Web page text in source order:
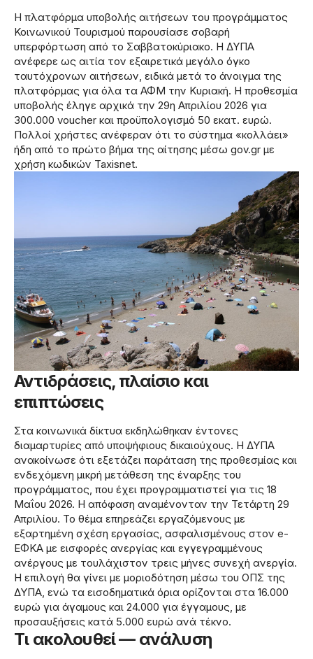
Η πλατφόρμα υποβολής αιτήσεων του προγράμματος
Κοινωνικού Τουρισμού παρουσίασε σοβαρή
υπερφόρτωση από το Σαββατοκύριακο. Η ΔΥΠΑ
ανέφερε ως αιτία τον εξαιρετικά μεγάλο όγκο
ταυτόχρονων αιτήσεων, ειδικά μετά το άνοιγμα της
πλατφόρμας για όλα τα ΑΦΜ την Κυριακή. Η προθεσμία
υποβολής έληγε αρχικά την 29η Απριλίου 2026 για
300.000 voucher και προϋπολογισμό 50 εκατ. ευρώ.
Πολλοί χρήστες ανέφεραν ότι το σύστημα «κολλάει»
ήδη από το πρώτο βήμα της αίτησης μέσω gov.gr με
χρήση κωδικών Taxisnet.
Αντιδράσεις, πλαίσιο και
επιπτώσεις
Στα κοινωνικά δίκτυα εκδηλώθηκαν έντονες
διαμαρτυρίες από υποψήφιους δικαιούχους. Η ΔΥΠΑ
ανακοίνωσε ότι εξετάζει παράταση της προθεσμίας και
ενδεχόμενη μικρή μετάθεση της έναρξης του
προγράμματος, που έχει προγραμματιστεί για τις 18
Μαΐου 2026. Η απόφαση αναμένονταν την Τετάρτη 29
Απριλίου. Το θέμα επηρεάζει εργαζόμενους με
εξαρτημένη σχέση εργασίας, ασφαλισμένους στον e-
ΕΦΚΑ με εισφορές ανεργίας και εγγεγραμμένους
ανέργους με τουλάχιστον τρεις μήνες συνεχή ανεργία.
Η επιλογή θα γίνει με μοριοδότηση μέσω του ΟΠΣ της
ΔΥΠΑ, ενώ τα εισοδηματικά όρια ορίζονται στα 16.000
ευρώ για άγαμους και 24.000 για έγγαμους, με
προσαυξήσεις κατά 5.000 ευρώ ανά τέκνο.
Τι ακολουθεί — ανάλυση